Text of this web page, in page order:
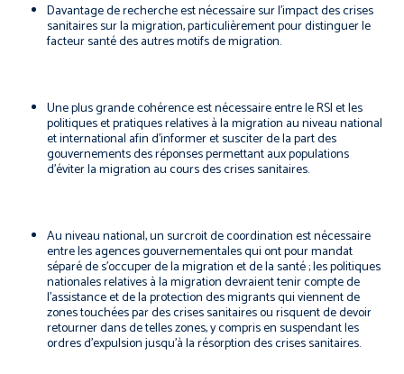
Davantage de recherche est nécessaire sur l’impact des crises
sanitaires sur la migration, particulièrement pour distinguer le
facteur santé des autres motifs de migration.
Une plus grande cohérence est nécessaire entre le RSI et les
politiques et pratiques relatives à la migration au niveau national
et international afin d’informer et susciter de la part des
gouvernements des réponses permettant aux populations
d’éviter la migration au cours des crises sanitaires.
Au niveau national, un surcroit de coordination est nécessaire
entre les agences gouvernementales qui ont pour mandat
séparé de s’occuper de la migration et de la santé ; les politiques
nationales relatives à la migration devraient tenir compte de
l’assistance et de la protection des migrants qui viennent de
zones touchées par des crises sanitaires ou risquent de devoir
retourner dans de telles zones, y compris en suspendant les
ordres d’expulsion jusqu’à la résorption des crises sanitaires.